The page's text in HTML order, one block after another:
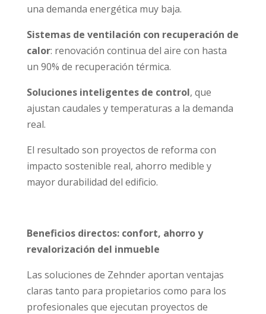
una demanda energética muy baja.
Sistemas de ventilación con recuperación de
calor: renovación continua del aire con hasta
un 90% de recuperación térmica.
Soluciones inteligentes de control, que
ajustan caudales y temperaturas a la demanda
real.
El resultado son proyectos de reforma con
impacto sostenible real, ahorro medible y
mayor durabilidad del edificio.
Beneficios directos: confort, ahorro y
revalorización del inmueble
Las soluciones de Zehnder aportan ventajas
claras tanto para propietarios como para los
profesionales que ejecutan proyectos de